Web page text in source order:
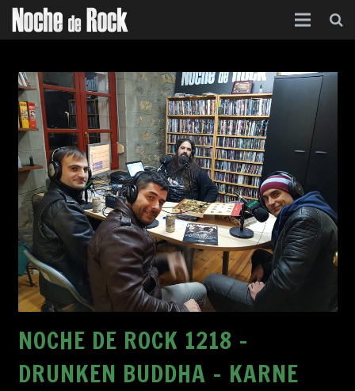
Categorías
Agenda
Foro
Contacto
Acerca de
NOCHE DE ROCK 1218 –
DRUNKEN BUDDHA – KARNE